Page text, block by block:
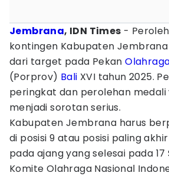
Jembrana, IDN Times -
kontingen Kabupaten
dari target pada Pekan
(Porprov) Bali XVI tahun 2025.
peringkat dan perolehan medali
menjadi sorotan serius.
Kabupaten Jembrana harus
di posisi 9 atau posisi paling
pada ajang yang selesai pada
Komite Olahraga Nasional